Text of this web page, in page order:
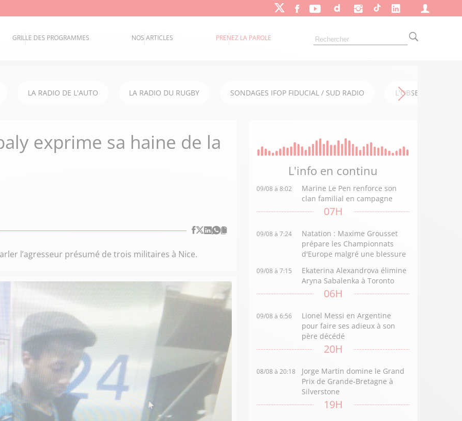
GRILLE DES PROGRAMMES NOS ARTICLES PRENEZ LA PAROLE
LA RADIO DE L'AUTO LA RADIO DU RUGBY SONDAGES IFOP FIDUCIAL / SUD RADIO L'OBSERVATOIRE
exprime sa haine de la
l’agresseur présumé de trois militaires à Nice.
L'info en continu
09/08 à 8:02
Marine Le Pen renforce son
clan familial en campagne
07H
09/08 à 7:24
Natation : Maxime Grousset
prépare les Championnats
d'Europe malgré une blessure
09/08 à 7:15
Ekaterina Alexandrova élimine
Aryna Sabalenka à Toronto
06H
09/08 à 6:56
Lionel Messi en Argentine
pour faire ses adieux à son
père décédé
20H
08/08 à 20:18
Jorge Martin domine le Grand
Prix de Grande-Bretagne à
Silverstone
19H